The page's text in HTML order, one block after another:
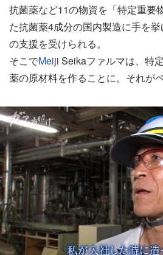
抗菌薬など11の物資を「特定重要
た抗菌薬4成分の国内製造に手を
の支援を受けられる。
そこでMeiji Seikaファルマは、特
薬の原材料を作ることに。それが